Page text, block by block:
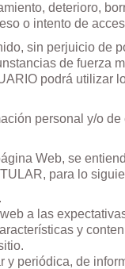
deterioro,
o intento de
sin perjuicio de
de fuerza
podrá utilizar
personal y/o
Web, se
para lo
a las
y
periódica, de